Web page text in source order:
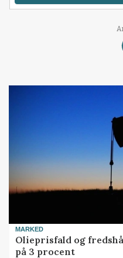
MARKED
Olieprisfald og
på 3 procent